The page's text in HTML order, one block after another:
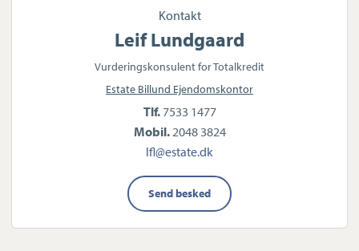
Kontakt
Leif Lundgaard
Vurderingskonsulent for Totalkredit
Estate Billund Ejendomskontor
Tlf. 7533 1477
Mobil. 2048 3824
lfl@estate.dk
Send besked